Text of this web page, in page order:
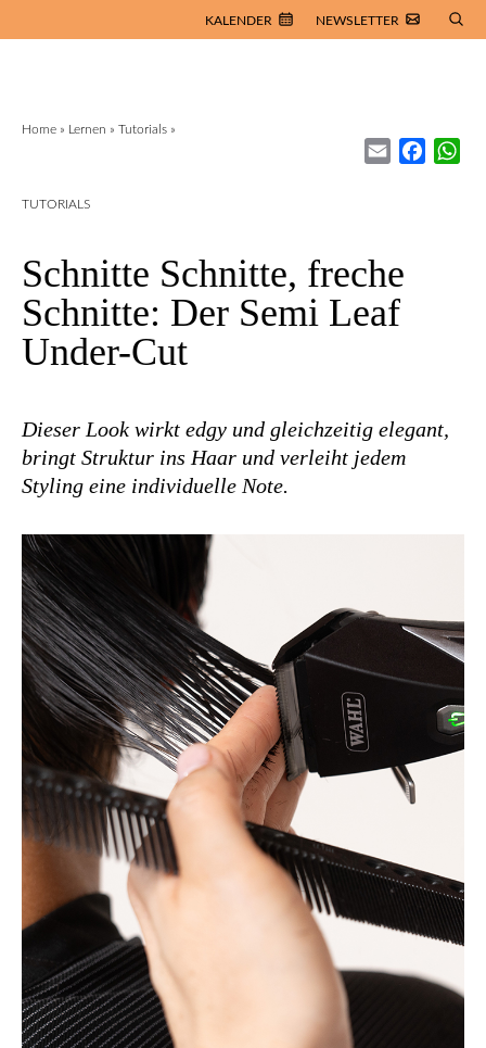
KALENDER NEWSLETTER
Home » Lernen » Tutorials »
Email
TUTORIALS
Schnitte Schnitte, freche
Schnitte: Der Semi Leaf
Under-Cut
Dieser Look wirkt edgy und gleichzeitig elegant,
bringt Struktur ins Haar und verleiht jedem
Styling eine individuelle Note.